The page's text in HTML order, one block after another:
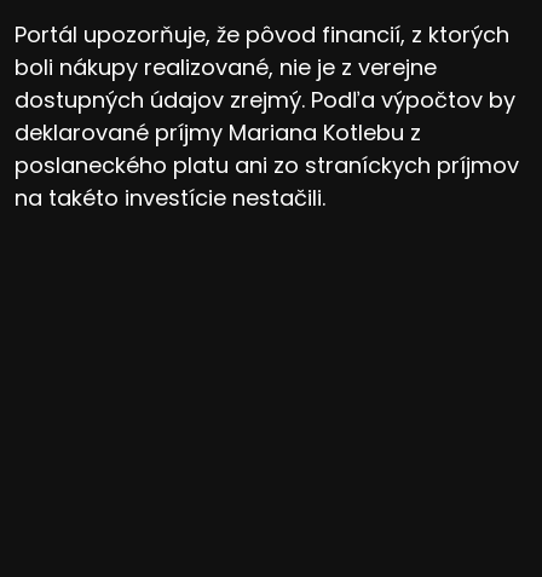
Portál upozorňuje, že pôvod financií, z ktorých
boli nákupy realizované, nie je z verejne
dostupných údajov zrejmý. Podľa výpočtov by
deklarované príjmy Mariana Kotlebu z
poslaneckého platu ani zo straníckych príjmov
na takéto investície nestačili.